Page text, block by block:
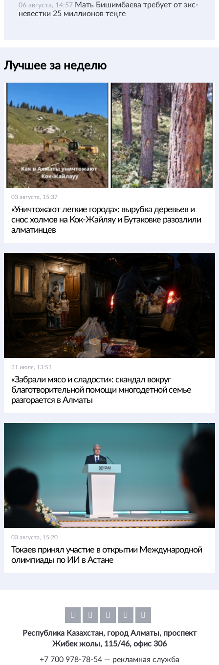
06 августа, 14:57 Мать Бишимбаева требует от экс-
невестки 25 миллионов теңге
Лучшее за неделю
03 августа, 15:37
«Уничтожают легкие города»: вырубка деревьев и
снос холмов на Кок-Жайляу и Бутаковке разозлили
алматинцев
31 июля, 13:51
«Забрали мясо и сладости»: скандал вокруг
благотворительной помощи многодетной семье
разгорается в Алматы
03 августа, 15:20
Токаев принял участие в открытии Международной
олимпиады по ИИ в Астане
Республика Казахстан, город Алматы, проспект
Жибек жолы, 115/46, офис 306
+7 700 978-78-54 — рекламная служба